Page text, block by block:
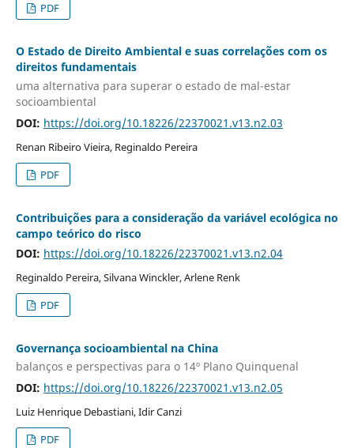
PDF
O Estado de Direito Ambiental e suas correlações com os
direitos fundamentais
uma alternativa para superar o estado de mal-estar
socioambiental
DOI: https://doi.org/10.18226/22370021.v13.n2.03
Renan Ribeiro Vieira, Reginaldo Pereira
PDF
Contribuições para a consideração da variável ecológica no
campo teórico do risco
DOI: https://doi.org/10.18226/22370021.v13.n2.04
Reginaldo Pereira, Silvana Winckler, Arlene Renk
PDF
Governança socioambiental na China
balanços e perspectivas para o 14º Plano Quinquenal
DOI: https://doi.org/10.18226/22370021.v13.n2.05
Luiz Henrique Debastiani, Idir Canzi
PDF